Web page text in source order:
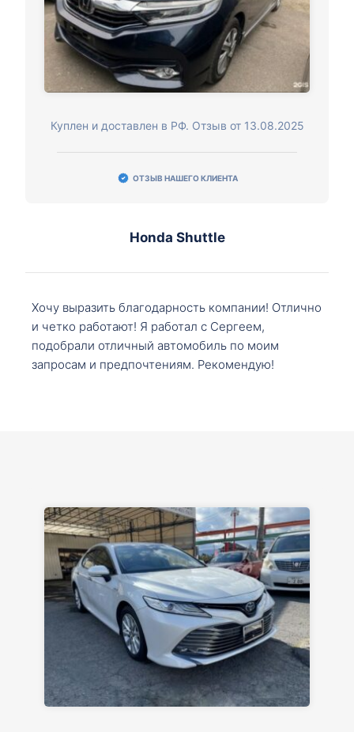
Куплен и доставлен в РФ. Отзыв от 13.08.2025
ОТЗЫВ НАШЕГО КЛИЕНТА
Honda Shuttle
Хочу выразить благодарность компании! Отлично
и четко работают! Я работал с Сергеем,
подобрали отличный автомобиль по моим
запросам и предпочтениям. Рекомендую!